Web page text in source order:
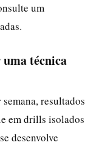
um
técnica
resultados
em drills isolados
desenvolve